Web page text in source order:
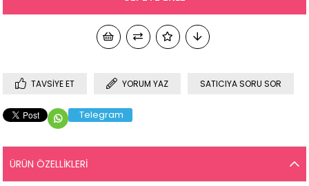
TAVSIYE ET YORUM YAZ SATICIYA SORU SOR
Telegram
ÜRÜN ÖZELLIKLERI